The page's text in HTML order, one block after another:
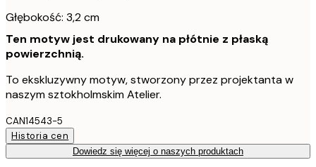
Głębokość: 3,2 cm
Ten motyw jest drukowany na płótnie z płaską
powierzchnią.
To ekskluzywny motyw, stworzony przez projektanta w
naszym sztokholmskim Atelier.
CAN14543-5
Historia cen
Dowiedz się więcej o naszych produktach